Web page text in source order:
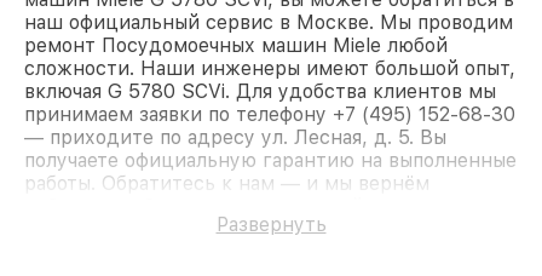
наш официальный сервис в Москве. Мы проводим
ремонт Посудомоечных машин Miele любой
сложности. Наши инженеры имеют большой опыт,
включая G 5780 SCVi. Для удобства клиентов мы
принимаем заявки по телефону +7 (495) 152-68-30
— приходите по адресу ул. Лесная, д. 5. Вы
получаете официальную гарантию на выполненные
работы. Обратитесь к нам — и мы вернём
Развернуть